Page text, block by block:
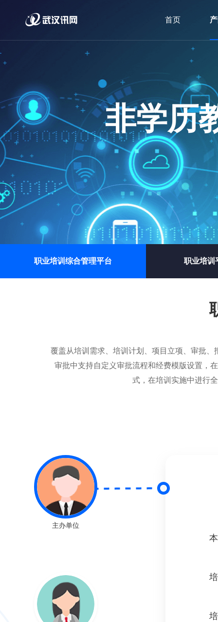
首页
非学历
职业培训综合管理平台 职业培训
覆盖从培训需求、培训计划、项目立项、审批
审批中支持自定义审批流程和经费模版设置，
式，在培训实施中进行
主办单位